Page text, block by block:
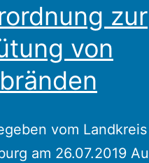
zur
von
vom Landkreis
am 26.07.2019